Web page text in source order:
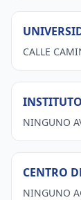
CALLE
NINGUNO
CENTRO
NINGUNO